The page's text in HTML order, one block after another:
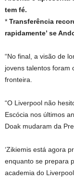
tem fé.
* Transferência
rapidamente’ se
“No final, a visão de
jovens talentos foram
fronteira.
“O Liverpool não
Escócia nos últimos
Doak mudaram da
‘Zikiemis está agora
enquanto se prepara
academia do